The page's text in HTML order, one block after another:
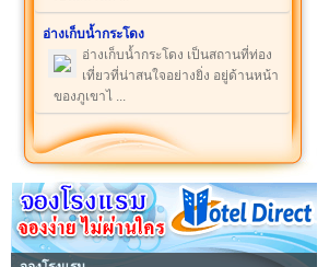
อ่างเก็บน้ำกระโดง
อ่างเก็บน้ำกระโดง เป็นสถานที่ท่อง
เที่ยวที่น่าสนใจอย่างยิ่ง อยู่ด้านหน้า
ของภูเขาไ ...